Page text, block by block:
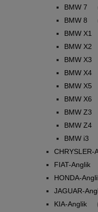
BMW 7
BMW 8
BMW X1
BMW X2
BMW X3
BMW X4
BMW X5
BMW X6
BMW Z3
BMW Z4
BMW i3
CHRYSLER-
FIAT-Anglik
HONDA-
JAGUAR-
KIA-Anglik